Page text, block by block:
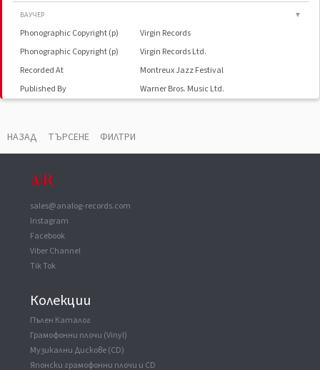
ВАУЧЕР ▼
Phonographic Copyright (p)
Virgin Records
Phonographic Copyright (p)
Virgin Records Ltd.
Recorded At
Montreux Jazz Festival
Published By
Warner Bros. Music Ltd.
Pressed By
НАЗАД ТЪРСЕНЕ ФИЛТРИ
sales@analog-records.com
Instagram
Facebook
Viber Channel
Tik Tok
Колекции
Пълен Каталог
Грамофонни плочи (Vinyl)
Музикални Дискове (CD)
Японски грамофонни плочи и CD